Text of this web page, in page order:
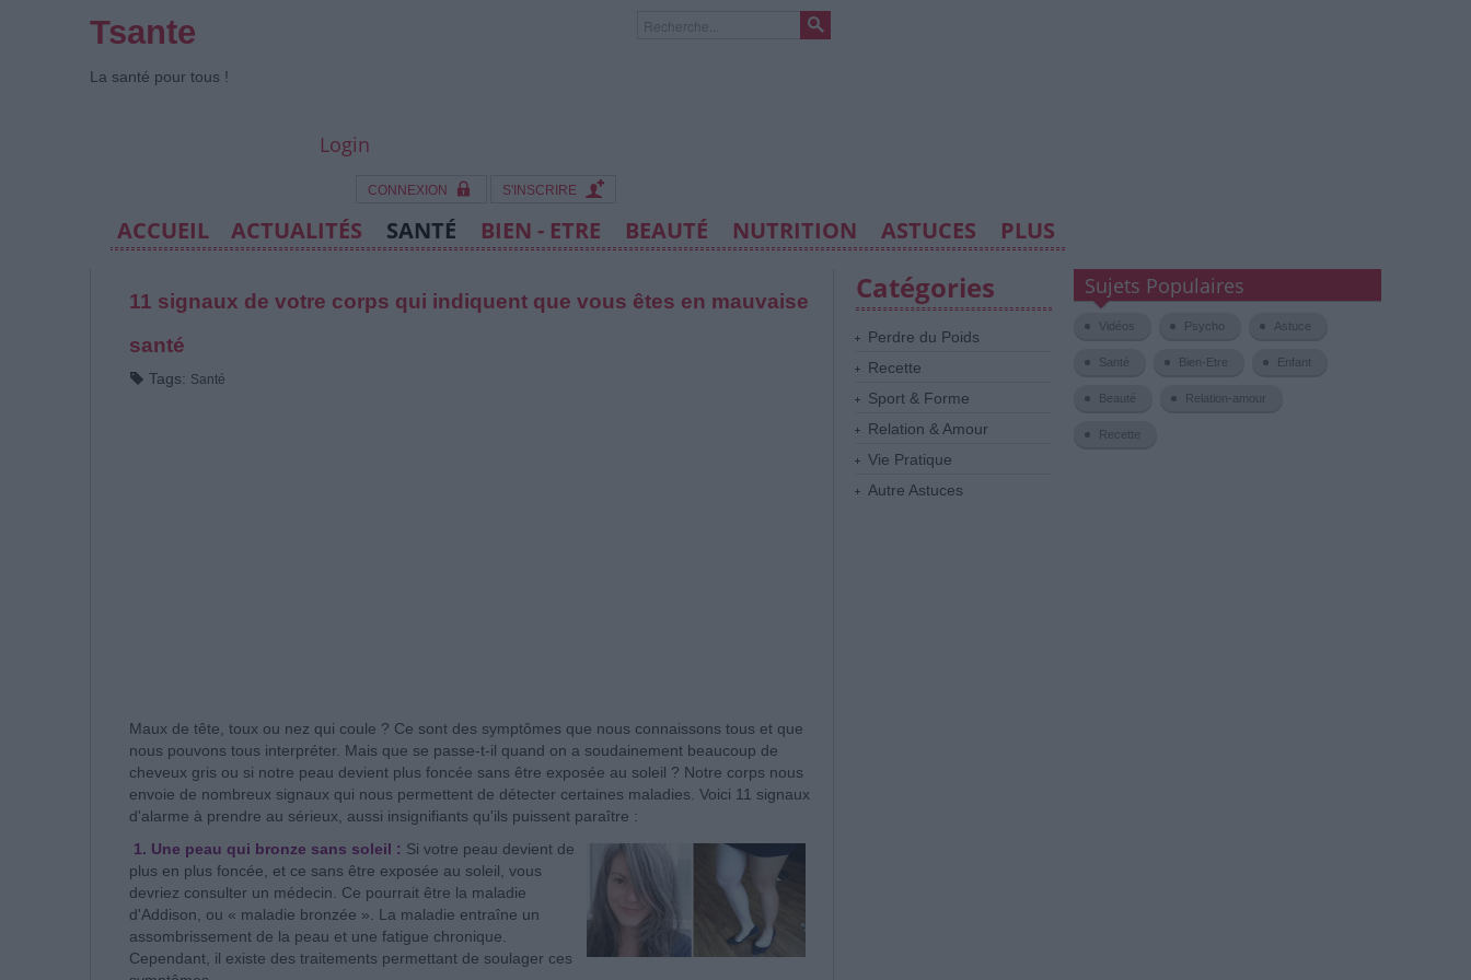
Tsante
La santé pour tous !
Login
CONNEXION S'INSCRIRE
ACCUEIL ACTUALITÉS SANTÉ BIEN - ETRE BEAUTÉ NUTRITION ASTUCES PLUS
11 signaux de votre corps qui indiquent que vous êtes en mauvaise
santé
Tags: Santé
Maux de tête, toux ou nez qui coule ? Ce sont des symptômes que nous connaissons tous et que
nous pouvons tous interpréter. Mais que se passe-t-il quand on a soudainement beaucoup de
cheveux gris ou si notre peau devient plus foncée sans être exposée au soleil ? Notre corps nous
envoie de nombreux signaux qui nous permettent de détecter certaines maladies. Voici 11 signaux
d'alarme à prendre au sérieux, aussi insignifiants qu'ils puissent paraître :
1. Une peau qui bronze sans soleil : Si votre peau devient de
plus en plus foncée, et ce sans être exposée au soleil, vous
devriez consulter un médecin. Ce pourrait être la maladie
d'Addison, ou « maladie bronzée ». La maladie entraîne un
assombrissement de la peau et une fatigue chronique.
Cependant, il existe des traitements permettant de soulager ces
Catégories
Perdre du Poids
Recette
Sport & Forme
Relation & Amour
Vie Pratique
Autre Astuces
Sujets Populaires
Vidéos Psycho Astuce
Santé Bien-Etre Enfant
Beauté Relation-amour
Recette